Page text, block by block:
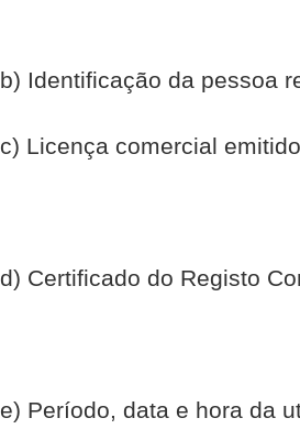
b) Identificação da pessoa
c) Licença comercial
d) Certificado do Registo
e) Período, data e hora da